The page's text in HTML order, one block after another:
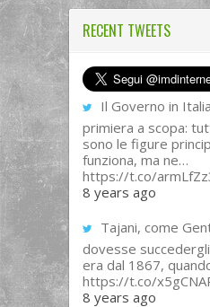
RECENT TWEETS
Il Governo in
primiera a scopa:
sono le figure
funziona, ma ne…
https://t.co/
8 years ago
Tajani, come
dovesse
era dal 1867,
https://t.co/
8 years ago